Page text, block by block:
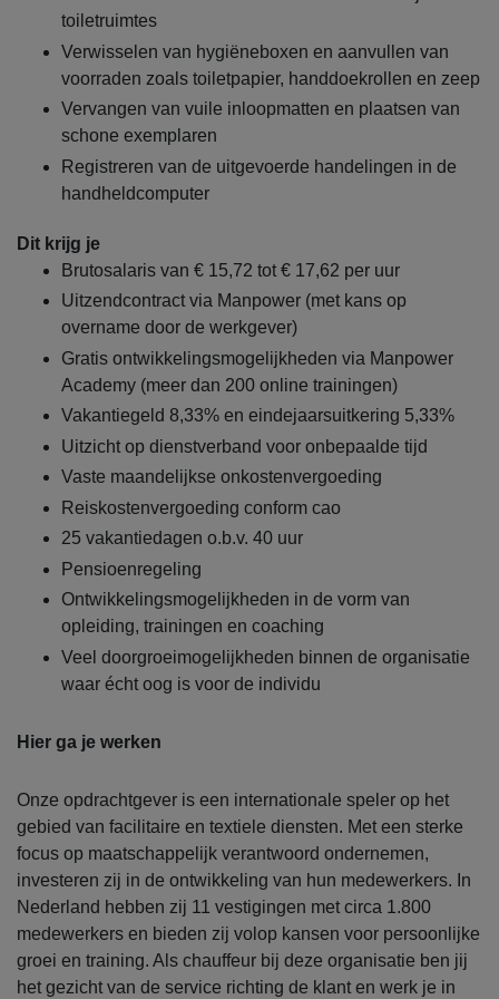
toiletruimtes
Verwisselen van hygiëneboxen en aanvullen van
voorraden zoals toiletpapier, handdoekrollen en zeep
Vervangen van vuile inloopmatten en plaatsen van
schone exemplaren
Registreren van de uitgevoerde handelingen in de
handheldcomputer
Dit krijg je
Brutosalaris van € 15,72 tot € 17,62 per uur
Uitzendcontract via Manpower (met kans op
overname door de werkgever)
Gratis ontwikkelingsmogelijkheden via Manpower
Academy (meer dan 200 online trainingen)
Vakantiegeld 8,33% en eindejaarsuitkering 5,33%
Uitzicht op dienstverband voor onbepaalde tijd
Vaste maandelijkse onkostenvergoeding
Reiskostenvergoeding conform cao
25 vakantiedagen o.b.v. 40 uur
Pensioenregeling
Ontwikkelingsmogelijkheden in de vorm van
opleiding, trainingen en coaching
Veel doorgroeimogelijkheden binnen de organisatie
waar écht oog is voor de individu
Hier ga je werken
Onze opdrachtgever is een internationale speler op het
gebied van facilitaire en textiele diensten. Met een sterke
focus op maatschappelijk verantwoord ondernemen,
investeren zij in de ontwikkeling van hun medewerkers. In
Nederland hebben zij 11 vestigingen met circa 1.800
medewerkers en bieden zij volop kansen voor persoonlijke
groei en training. Als chauffeur bij deze organisatie ben jij
het gezicht van de service richting de klant en werk je in